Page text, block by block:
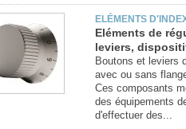
ELÉMENTS
Eléments de
leviers,
Boutons et leviers
avec ou sans
Ces composants
des équipements
d'effectuer des...